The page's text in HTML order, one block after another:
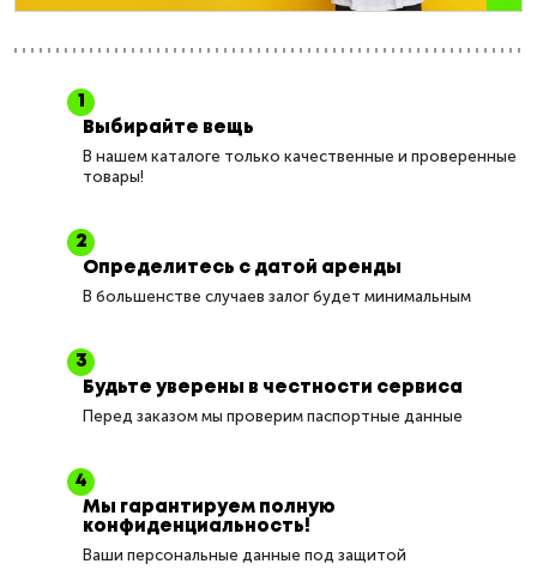
Выбирайте вещь
В нашем каталоге только качественные и проверенные
товары!
Определитесь с датой аренды
В большенстве случаев залог будет минимальным
Будьте уверены в честности сервиса
Перед заказом мы проверим паспортные данные
Мы гарантируем полную
конфиденциальность!
Ваши персональные данные под защитой